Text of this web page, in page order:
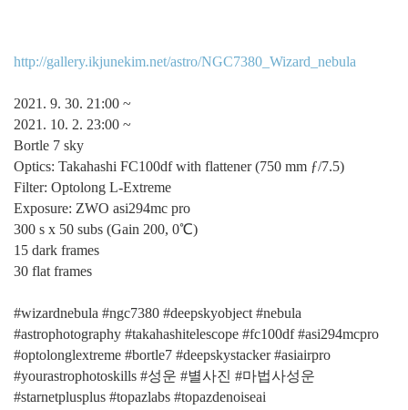
http://gallery.ikjunekim.net/astro/NGC7380_Wizard_nebula
2021. 9. 30. 21:00 ~
2021. 10. 2. 23:00 ~
Bortle 7 sky
Optics: Takahashi FC100df with flattener (750 mm ƒ/7.5)
Filter: Optolong L-Extreme
Exposure: ZWO asi294mc pro
300 s x 50 subs (Gain 200, 0℃)
15 dark frames
30 flat frames
#wizardnebula #ngc7380 #deepskyobject #nebula
#astrophotography #takahashitelescope #fc100df #asi294mcpro
#optolonglextreme #bortle7 #deepskystacker #asiairpro
#yourastrophotoskills #성운 #별사진 #마법사성운
#starnetplusplus #topazlabs #topazdenoiseai